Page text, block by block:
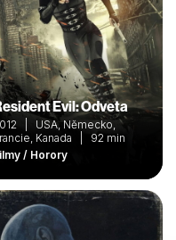
Evil: Odveta
| USA, Německo,
Kanada | 92 min
/ Horory